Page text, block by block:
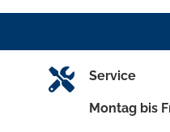
Service
Montag bis